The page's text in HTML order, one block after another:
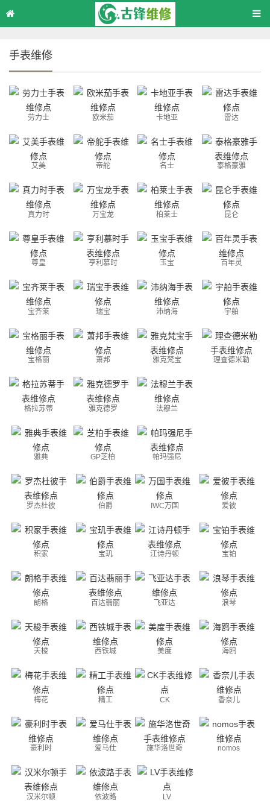
手表维修
劳力士 欧米茄 卡地亚 雷达
艾美 帝舵 名士 泰格豪雅
真力时 万宝龙 柏莱士 昆仑
尊皇 亨利慕时 玉宝 百年灵
宝齐莱 瑞宝 沛纳海 宇舶
宝格丽 萧邦 雅克梵宝 理查德米勒
格拉苏蒂 雅克德罗 法穆兰
雅典 GP芝柏 帕玛强尼
罗杰杜彼 伯爵 IWC万国 爱彼
积家 宝玑 江诗丹顿 宝铂
朗格 百达翡丽 飞亚达 浪琴
天梭 西铁城 美度 海鸥
梅花 精工 CK 香奈儿
豪利时 爱马仕 施华洛世奇 nomos
汉米尔顿 依波路 LV